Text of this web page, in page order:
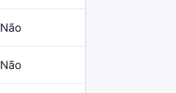
Não
Não